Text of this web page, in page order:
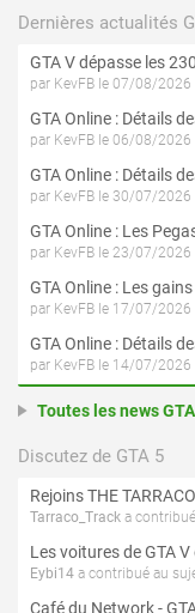
Dernières actualités
GTA V dépasse les
par KevFB le 07/08/2026
par KevFB le 06/08/2026
par KevFB le 30/07/2026
par KevFB le 23/07/2026
par KevFB le 17/07/2026
par KevFB le 14/07/2026
Toutes les news
Discutez de GTA 5
Rejoins THE
Tarraco_Track a
Les voitures de GTA
Eybi14 a contribué au
Café du Network -